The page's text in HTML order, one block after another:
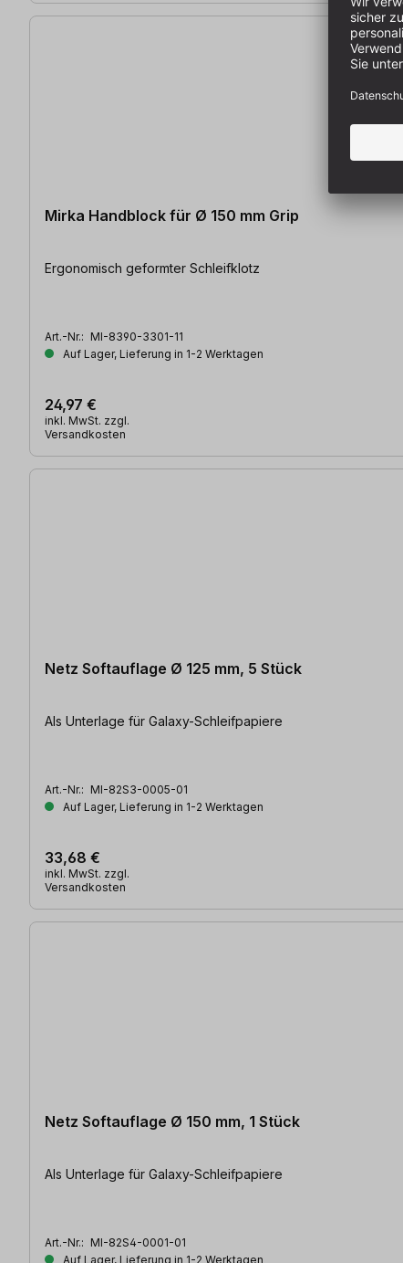
Mirka Handblock für Ø 150 mm Grip
Ergonomisch geformter Schleifklotz
Art.-Nr.: MI-8390-3301-11
Auf Lager, Lieferung in 1-2 Werktagen
24,97 €
inkl. MwSt. zzgl.
Versandkosten
Netz Softauflage Ø 125 mm, 5 Stück
Als Unterlage für Galaxy-Schleifpapiere
Art.-Nr.: MI-82S3-0005-01
Auf Lager, Lieferung in 1-2 Werktagen
33,68 €
inkl. MwSt. zzgl.
Versandkosten
Netz Softauflage Ø 150 mm, 1 Stück
Als Unterlage für Galaxy-Schleifpapiere
Art.-Nr.: MI-82S4-0001-01
Auf Lager, Lieferung in 1-2 Werktagen